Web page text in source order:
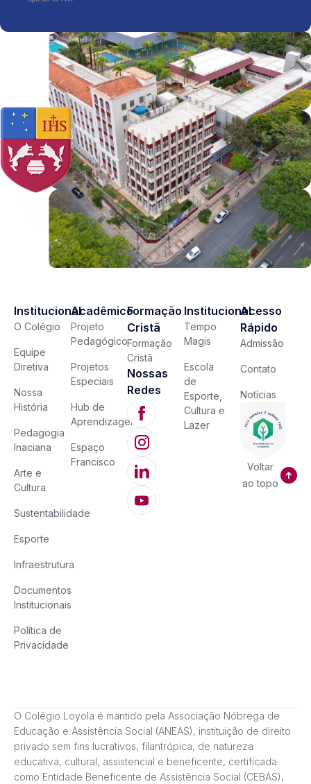
Institucional
O Colégio
Equipe
Diretiva
Nossa
História
Pedagogia
Inaciana
Arte e
Cultura
Sustentabilidade
Esporte
Infraestrutura
Documentos
Institucionais
Política de
Privacidade
Acadêmico
Projeto
Pedagógico
Projetos
Especiais
Hub de
Aprendizagem
Espaço
Francisco
Formação
Cristã
Formação
Cristã
Nossas
Redes
Institucional
Tempo
Magis
Escola
de
Esporte,
Cultura e
Lazer
Acesso
Rápido
Admissão
Contato
Notícias
Voltar
ao topo
O Colégio Loyola é mantido pela Associação Nóbrega de
Educação e Assistência Social (ANEAS), instituição de direito
privado sem fins lucrativos, filantrópica, de natureza
educativa, cultural, assistencial e beneficente, certificada
como Entidade Beneficente de Assistência Social (CEBAS),